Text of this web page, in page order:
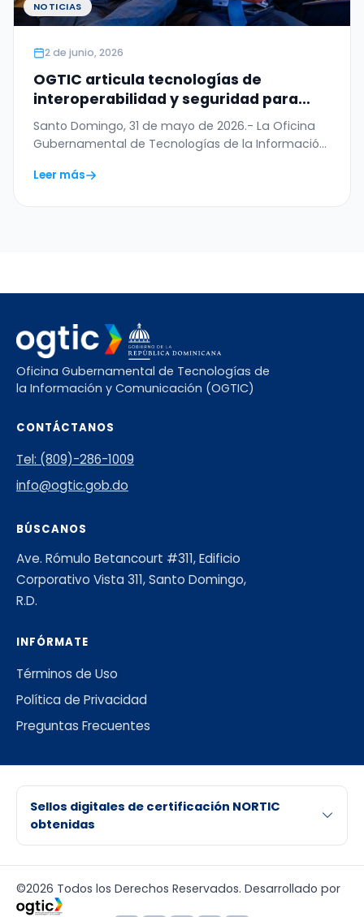
NOTICIAS
2 de junio, 2026
OGTIC articula tecnologías de
interoperabilidad y seguridad para
digitalizar el Permiso de Salida del
Menor
Santo Domingo, 31 de mayo de 2026.- La Oficina
Gubernamental de Tecnologías de la Información
Leer más
Oficina Gubernamental de Tecnologías de
la Información y Comunicación (OGTIC)
CONTÁCTANOS
Tel: (809)-286-1009
info@ogtic.gob.do
BÚSCANOS
Ave. Rómulo Betancourt #311, Edificio
Corporativo Vista 311, Santo Domingo,
R.D.
INFÓRMATE
Términos de Uso
Política de Privacidad
Preguntas Frecuentes
Sellos digitales de certificación NORTIC
obtenidas
©2026 Todos los Derechos Reservados. Desarrollado por